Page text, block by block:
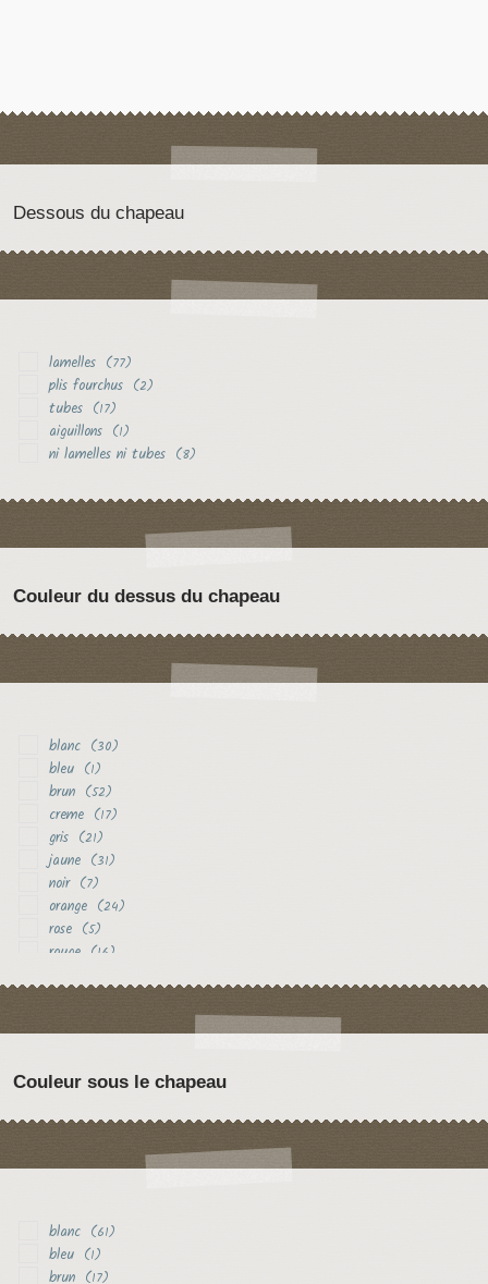
Dessous du chapeau
lamelles (77)
plis fourchus (2)
tubes (17)
aiguillons (1)
ni lamelles ni tubes (8)
Couleur du dessus du chapeau
blanc (30)
bleu (1)
brun (52)
creme (17)
gris (21)
jaune (31)
noir (7)
orange (24)
rose (5)
rouge (16)
Couleur sous le chapeau
blanc (61)
bleu (1)
brun (17)